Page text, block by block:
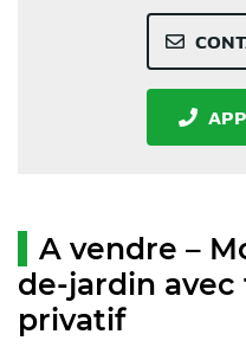
A vendre –
de-jardin
privatif